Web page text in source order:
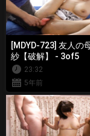
[MDYD-723] 友人の
紗【破解】 - 3of5
23:32
5年前